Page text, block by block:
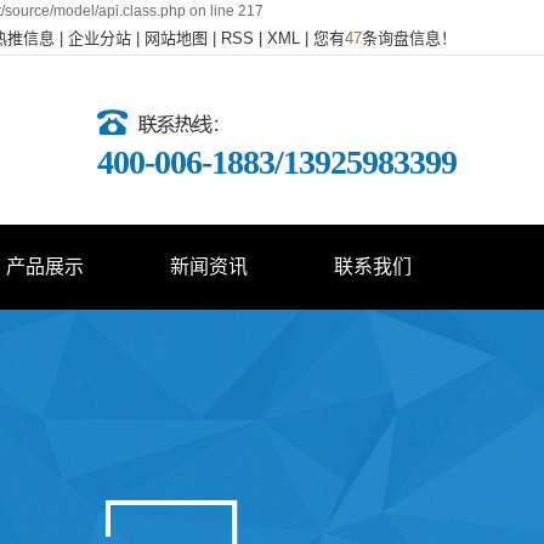
model/api.class.php on line 217
推信息 企业分站 网站地图 RSS XML 您有47条询盘信息！
400-006-1883/13925983399
产品展示 新闻资讯 联系我们